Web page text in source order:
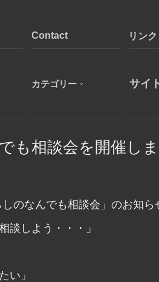
Contact リンク
カテゴリー
も相談会を開催し
のなんでも相談会」のお知ら
談しよう・・・」
い」